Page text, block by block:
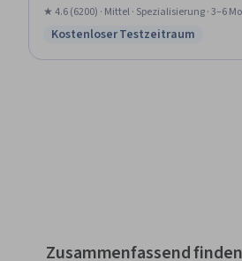
Lernens, Vorverarbeitung von Daten,
Dimensionalitätsreduktion, Modellierung
Regression, Keras (Bibliothek für neuronale
Einbettungen, Verarbeitung natürlicher
★ 4.6 (6200) · Mittel · Spezialisierung · 3–6
Status: Kostenloser
Kostenloser Testzeitraum
Zusammenfassend